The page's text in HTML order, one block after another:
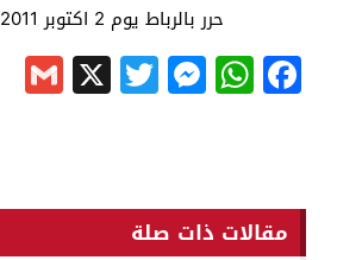
حرر بالرباط يوم 2 اكتوبر 2011 بالمملكة المغربية
Facebook
WhatsApp
Messenger
Twitter
X
مقالات ذات صلة